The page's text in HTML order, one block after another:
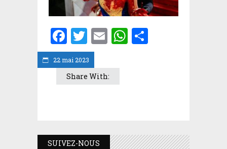
22 mai 2023
Facebook
Twitter
EmailWhatsApp
Share With:
SUIVEZ-NOUS